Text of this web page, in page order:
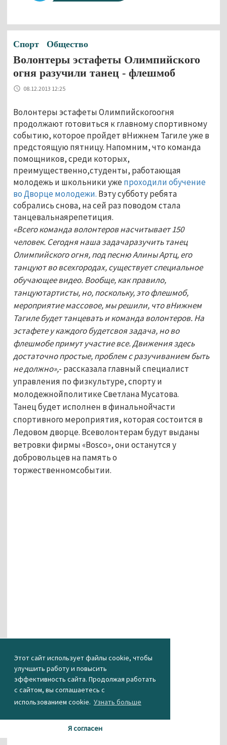
Этот сайт использует файлы cookie, чтобы
улучшить работу и повысить
эффективность сайта. Продолжая работать
с сайтом, вы соглашаетесь с
использованием cookie. Узнать больше
Я согласен
Спорт Общество
Волонтеры эстафеты Олимпийского
огня разучили танец - флешмоб
08.12.2013 12:25
Волонтеры эстафеты Олимпийскогоогня
продолжают готовиться к главному спортивному
событию, которое пройдет вНижнем Тагиле уже в
предстоящую пятницу. Напомним, что команда
помощников, среди которых,
преимущественно,студенты, работающая
молодежь и школьники уже проходили обучение
во Дворце молодежи. Вэту субботу ребята
собрались снова, на сей раз поводом стала
танцевальнаярепетиция.
«Всего команда волонтеров насчитывает 150
человек. Сегодня наша задачаразучить танец
Олимпийского огня, под песню Алины Артц, его
танцуют во всехгородах, существует специальное
обучающее видео. Вообще, как правило,
танцуютартисты, но, поскольку, это флешмоб,
мероприятие массовое, мы решили, что вНижнем
Тагиле будет танцевать и команда волонтеров. На
эстафете у каждого будетсвоя задача, но во
флешмобе примут участие все. Движения здесь
достаточно простые, проблем с разучиванием быть
не должно»,- рассказала главный специалист
управления по физкультуре, спорту и
молодежнойполитике Светлана Мусатова.
Танец будет исполнен в финальнойчасти
спортивного мероприятия, которая состоится в
Ледовом дворце. Всеволонтерам будут выданы
ветровки фирмы «Bosco», они останутся у
добровольцев на память о
торжественномсобытии.
Агентство новостей «Между строк»